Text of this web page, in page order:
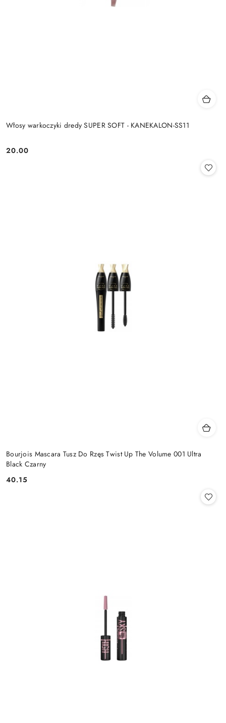
Włosy warkoczyki dredy SUPER SOFT - KANEKALON-SS11
Cena:
20.00
Bourjois Mascara Tusz Do Rzęs Twist Up The Volume 001 Ultra
Black Czarny
Cena:
40.15